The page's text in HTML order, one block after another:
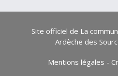
Site officiel de La
Ardèche des
Mentions légales -